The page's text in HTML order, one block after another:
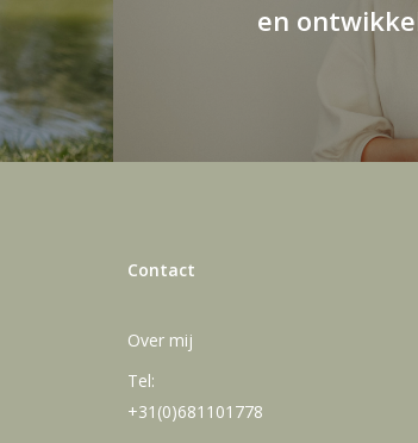
en
Contact
Over mij
Tel:
+31(0)681101778